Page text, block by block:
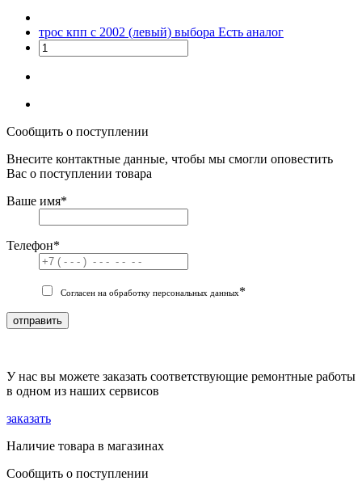
трос кпп с 2002 (левый) выбора Есть аналог
Сообщить о поступлении
Внесите контактные данные, чтобы мы смогли оповестить
Вас о поступлении товара
Ваше имя*
Телефон*
Согласен на обработку персональных данных*
отправить
У нас вы можете заказать соответствующие ремонтные работы
в одном из наших сервисов
заказать
Наличие товара в магазинах
Сообщить о поступлении